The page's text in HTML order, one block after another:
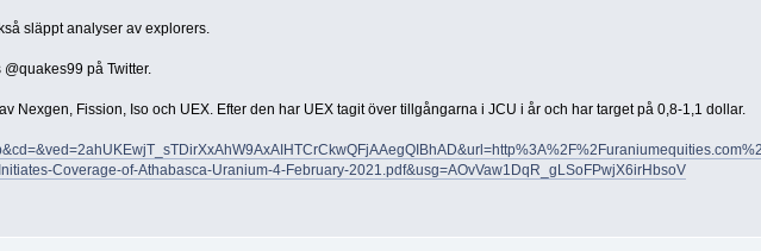
släppt analyser av explorers.
på Twitter.
Nexgen, Fission, Iso och UEX. Efter den har UEX tagit över tillgångarna i JCU i år och har target på 0,8-1,1 dollar.
Coverage-of-Athabasca-Uranium-4-February-2021.pdf&usg=AOvVaw1DqR_gLSoFPwjX6irHbsoV